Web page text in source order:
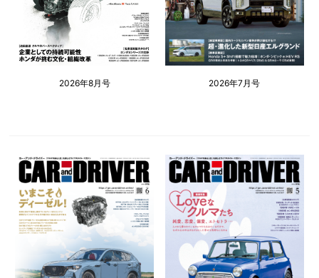
2026年8月号 2026年7月号